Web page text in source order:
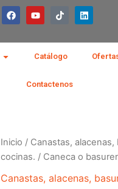
F
a
c
b
Y
o
u
u
b
T
i
o
k
L
i
n
e
Catálogo
Contactenos
Inicio / Canastas,
cocinas. / Caneca o
Canastas, alacenas,